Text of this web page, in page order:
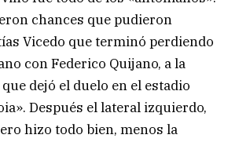
chances que pudieron
Vicedo que terminó perdiendo
con Federico Quijano, a la
dejó el duelo en el estadio
Después el lateral izquierdo,
hizo todo bien, menos la